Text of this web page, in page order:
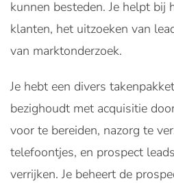
kunnen besteden. Je helpt
klanten, het uitzoeken van
van marktonderzoek.
Je hebt een divers
bezighoudt met acquisitie
voor te bereiden, nazorg te
telefoontjes, en prospect
verrijken. Je beheert de